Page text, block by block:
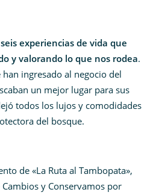
experiencias de vida que
y valorando lo que nos rodea.
ingresado al negocio del
un mejor lugar para sus
todos los lujos y comodidades
del bosque.
de «La Ruta al Tambopata»,
y Conservamos por